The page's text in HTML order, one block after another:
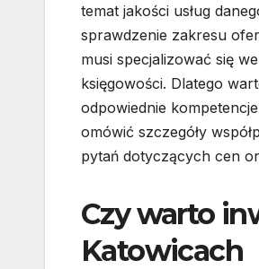
temat jakości usług
sprawdzenie zakresu
musi specjalizować się
księgowości. Dlatego
odpowiednie
omówić szczegóły
pytań dotyczących cen
Czy warto
Katowicach